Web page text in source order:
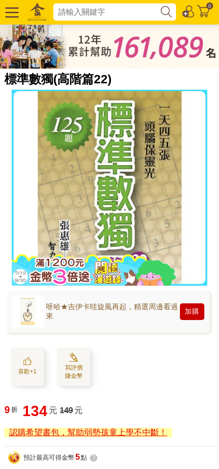
0
標準數獨(高階篇22)
呀哈★吉伊卡哇旋風再起，精選周邊看過
來
加購
喜歡+1
寫評價
賺金幣
9 折 134 元 149 元
認購希望書包，幫助弱勢孩童上學不中斷！
預計最高可得金幣 5點 ?